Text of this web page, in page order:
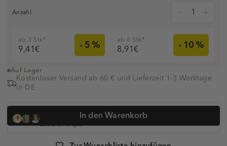
Anzahl
ab 3 Stk*
9,41€ - 5 % ab 6 Stk*
8,91€ - 10 %
Auf Lager
Kostenloser Versand ab 60 € und Lieferzeit 1-3 Werktage
in DE
In den Warenkorb
Dr. med. Simon Feldhaus, Heilpraktikerin Anna Koop, Dr.
Anne-Kathrin Huge undüber 320.000 Kunden vertrauen auf
Lebenskraftpur